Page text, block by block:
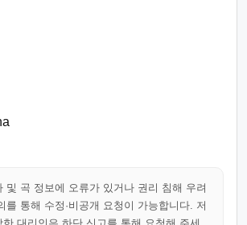
및 곡 정보에 오류가 있거나 권리 침해 우려
를 통해 수정·비공개 요청이 가능합니다. 저